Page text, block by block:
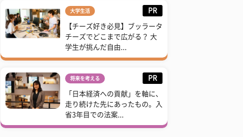
大学生活 PR
【チーズ好き必見】ブッラータ
チーズでどこまで広がる？ 大
学生が挑んだ自由...
将来を考える PR
「日本経済への貢献」を軸に、
走り続けた先にあったもの。入
省3年目での法案...